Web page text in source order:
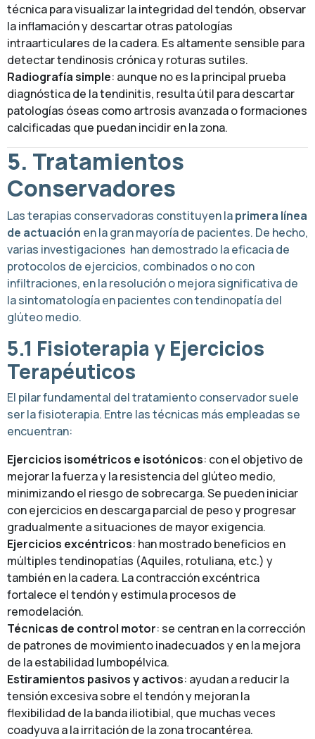
técnica para visualizar la integridad del tendón, observar
la inflamación y descartar otras patologías
intraarticulares de la cadera. Es altamente sensible para
detectar tendinosis crónica y roturas sutiles.
Radiografía simple: aunque no es la principal prueba
diagnóstica de la tendinitis, resulta útil para descartar
patologías óseas como artrosis avanzada o formaciones
calcificadas que puedan incidir en la zona.
5. Tratamientos
Conservadores
Las terapias conservadoras constituyen laprimera línea
de actuación en la gran mayoría de pacientes. De hecho,
varias investigaciones han demostrado la eficacia de
protocolos de ejercicios, combinados o no con
infiltraciones, en la resolución o mejora significativa de
la sintomatología en pacientes con tendinopatía del
glúteo medio.
5.1 Fisioterapia y Ejercicios
Terapéuticos
El pilar fundamental del tratamiento conservador suele
ser la fisioterapia. Entre las técnicas más empleadas se
encuentran:
Ejercicios isométricos e isotónicos: con el objetivo de
mejorar la fuerza y la resistencia del glúteo medio,
minimizando el riesgo de sobrecarga. Se pueden iniciar
con ejercicios en descarga parcial de peso y progresar
gradualmente a situaciones de mayor exigencia.
Ejercicios excéntricos: han mostrado beneficios en
múltiples tendinopatías (Aquiles, rotuliana, etc.) y
también en la cadera. La contracción excéntrica
fortalece el tendón y estimula procesos de
remodelación.
Técnicas de control motor: se centran en la corrección
de patrones de movimiento inadecuados y en la mejora
de la estabilidad lumbopélvica.
Estiramientos pasivos y activos: ayudan a reducir la
tensión excesiva sobre el tendón y mejoran la
flexibilidad de la banda iliotibial, que muchas veces
coadyuva a la irritación de la zona trocantérea.